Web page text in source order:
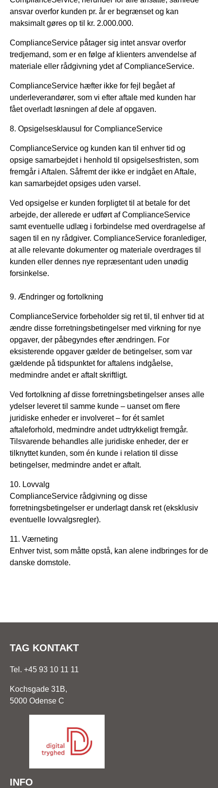
ansvar overfor kunden pr. år er begrænset og kan
maksimalt gøres op til kr. 2.000.000.
ComplianceService påtager sig intet ansvar overfor
tredjemand, som er en følge af klienters anvendelse af
materiale eller rådgivning ydet af ComplianceService.
ComplianceService hæfter ikke for fejl begået af
underleverandører, som vi efter aftale med kunden har
fået overladt løsningen af dele af opgaven.
8. Opsigelsesklausul for ComplianceService
ComplianceService og kunden kan til enhver tid og
opsige samarbejdet i henhold til opsigelsesfristen, som
fremgår i Aftalen. Såfremt der ikke er indgået en Aftale,
kan samarbejdet opsiges uden varsel.
Ved opsigelse er kunden forpligtet til at betale for det
arbejde, der allerede er udført af ComplianceService
samt eventuelle udlæg i forbindelse med overdragelse af
sagen til en ny rådgiver. ComplianceService foranlediger,
at alle relevante dokumenter og materiale overdrages til
kunden eller dennes nye repræsentant uden unødig
forsinkelse.
9. Ændringer og fortolkning
ComplianceService forbeholder sig ret til, til enhver tid at
ændre disse forretningsbetingelser med virkning for nye
opgaver, der påbegyndes efter ændringen. For
eksisterende opgaver gælder de betingelser, som var
gældende på tidspunktet for aftalens indgåelse,
medmindre andet er aftalt skriftligt.
Ved fortolkning af disse forretningsbetingelser anses alle
ydelser leveret til samme kunde – uanset om flere
juridiske enheder er involveret – for ét samlet
aftaleforhold, medmindre andet udtrykkeligt fremgår.
Tilsvarende behandles alle juridiske enheder, der er
tilknyttet kunden, som én kunde i relation til disse
betingelser, medmindre andet er aftalt.
10. Lovvalg
ComplianceService rådgivning og disse
forretningsbetingelser er underlagt dansk ret (eksklusiv
eventuelle lovvalgsregler).
11. Værneting
Enhver tvist, som måtte opstå, kan alene indbringes for de
danske domstole.
TAG KONTAKT
Tel. +45 93 10 11 11
Kochsgade 31B,
5000 Odense C
INFO